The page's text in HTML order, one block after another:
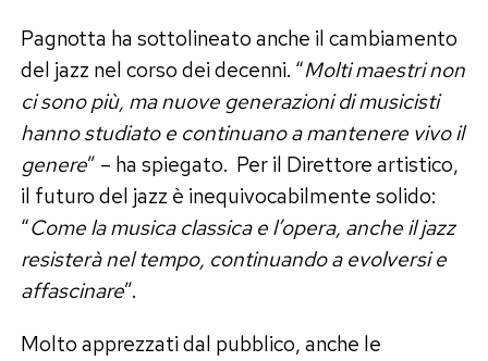
Pagnotta ha sottolineato anche il cambiamento
del jazz nel corso dei decenni. “Molti maestri non
ci sono più, ma nuove generazioni di musicisti
hanno studiato e continuano a mantenere vivo il
genere” – ha spiegato. Per il Direttore artistico,
il futuro del jazz è inequivocabilmente solido:
“Come la musica classica e l’opera, anche il jazz
resisterà nel tempo, continuando a evolversi e
affascinare”.
Molto apprezzati dal pubblico, anche le